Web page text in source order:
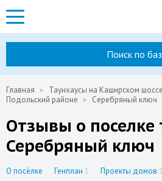
Поиск по
Главная Таунхаусы на Каширском шоссе
Подольский районе
Серебряный ключ
Отзывы о поселке
Серебряный ключ
О посёлке Генплан 1 Проекты домов 1